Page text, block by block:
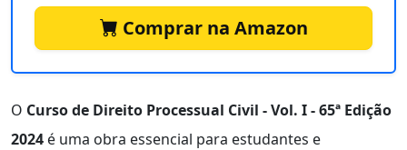
Comprar na Amazon
O Curso de Direito Processual Civil - Vol. I - 65ª Edição
2024 é uma obra essencial para estudantes e